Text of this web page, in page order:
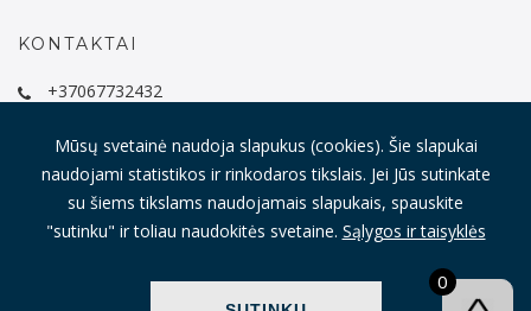
KONTAKTAI
+37067732432
Pristatymas, mokėjimas, grąžinimas
Mūsų svetainė naudoja slapukus (cookies). Šie slapukai
naudojami statistikos ir rinkodaros tikslais. Jei Jūs sutinkate
su šiems tikslams naudojamais slapukais, spauskite
"sutinku" ir toliau naudokitės svetaine. Sąlygos ir taisyklės
0